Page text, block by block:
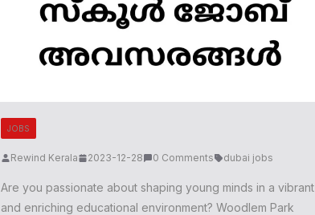
JOBS
Rewind Kerala 2023-12-28 0 Comments dubai jobs
Are you passionate about shaping young minds in a vibrant
and enriching educational environment? Woodlem Park